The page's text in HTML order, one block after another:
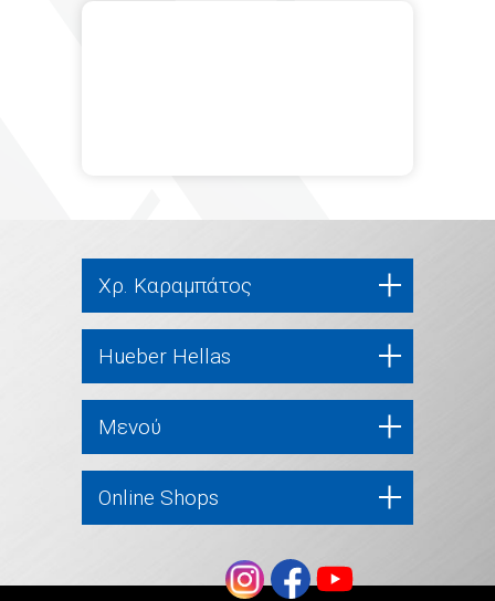
Χρ. Καραμπάτος
Hueber Hellas
Μενού
Online Shops